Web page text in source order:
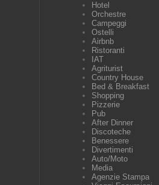
Hotel
Orchestre
Campeggi
Ostelli
Airbnb
Ristoranti
IAT
Agriturist
Country House
Bed & Breakfast
Shopping
Pizzerie
Pub
After Dinner
Discoteche
Benessere
Divertimenti
Auto/Moto
Media
Agenzie Stampa